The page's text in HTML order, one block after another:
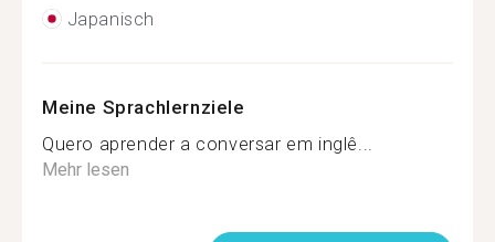
Japanisch
Meine Sprachlernziele
Quero aprender a conversar em inglê...
Mehr lesen